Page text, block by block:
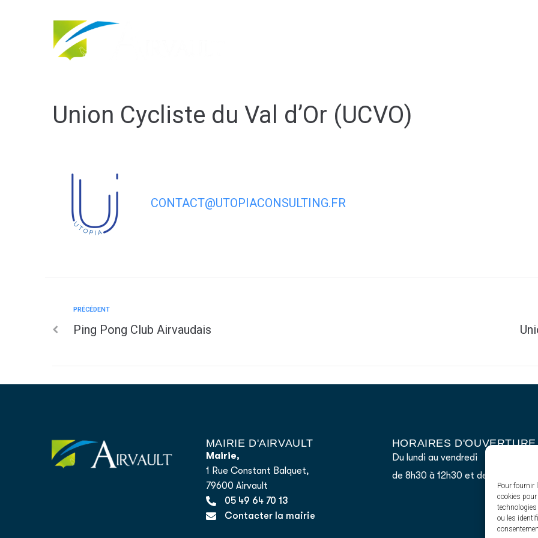
Pour fournir
cookies
ou les
Union Cycliste du Val d’Or (UCVO)
CONTACT@UTOPIACONSULTING.FR
PRÉCÉDENT
Ping Pong Club Airvaudais
MAIRIE D'AIRVAULT
Mairie,
1 Rue Constant Balquet,
79600 Airvault
05 49 64 70 13
Contacter la mairie
HORAIRES D'OUVERTURE
Du lundi au vendredi
de 8h30 à 12h30 et de 13h45 à